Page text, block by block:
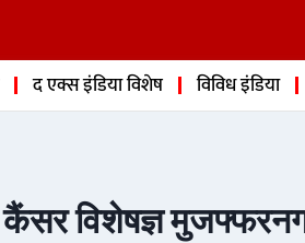
द एक्स इंडिया विशेष विविध इंडिया
कैंसर विशेषज्ञ